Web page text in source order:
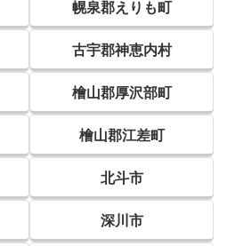
幌泉郡えりも町
古宇郡神恵内村
檜山郡厚沢部町
檜山郡江差町
北斗市
深川市